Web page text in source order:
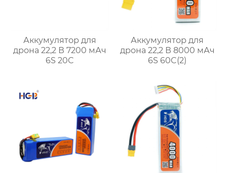
Аккумулятор для
дрона 22,2 В 7200 мАч
6S 20C
Аккумулятор для
дрона 22,2 В 8000 мАч
6S 60C(2)